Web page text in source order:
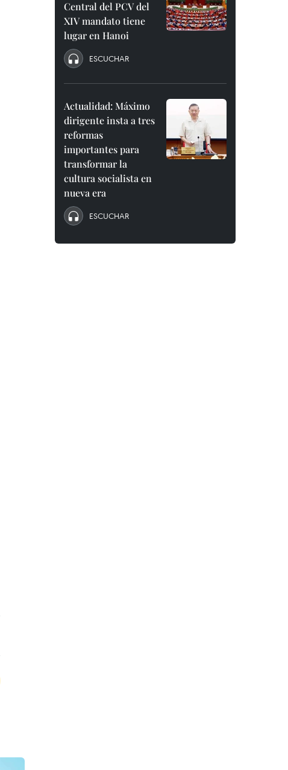
Central del PCV del
XIV mandato tiene
lugar en Hanoi
ESCUCHAR
Actualidad: Máximo
dirigente insta a tres
reformas
importantes para
transformar la
cultura socialista en
nueva era
ESCUCHAR